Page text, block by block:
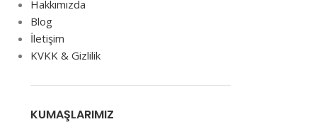
Hakkımızda
Blog
İletişim
KVKK & Gizlilik
KUMAŞLARIMIZ